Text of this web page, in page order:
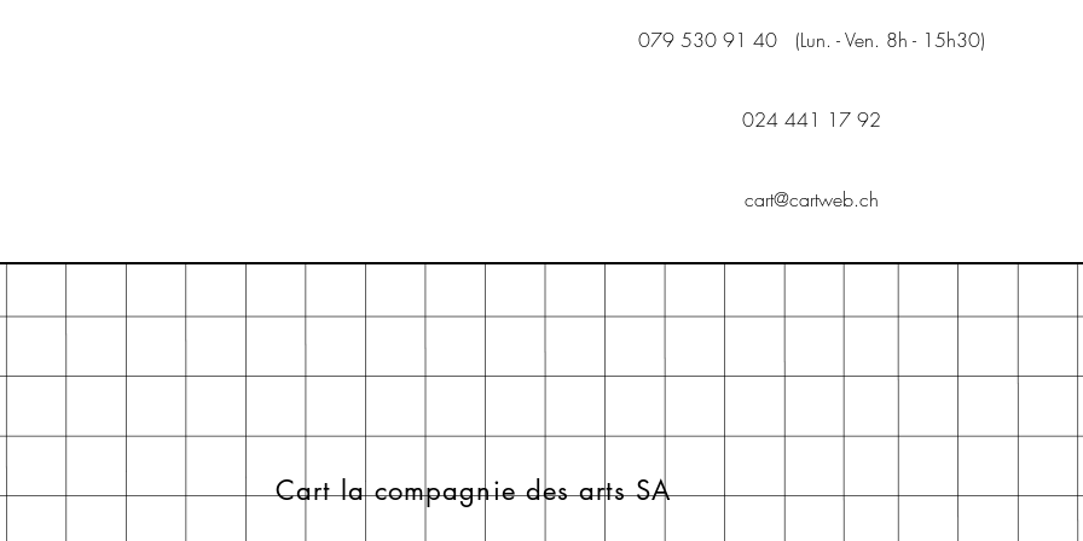
079 530 91 40 (Lun. - Ven. 8h - 15h30)
024 441 17 92
cart@cartweb.ch
Cart la compagnie des arts SA